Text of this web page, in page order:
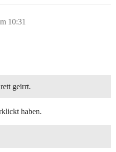
10:31
geirrt.
haben.